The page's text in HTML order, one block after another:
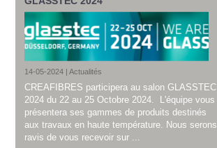
14-05-2024 | Actualités
CREAFIBRES participera au salon GLASSTEC
2024 du 22 au 25 Octobre 2024. L'équipe vous
présentera ses gammes de produits destinés
aux travaux en haute température. Nous serons
ravis de vous recevoir sur ...